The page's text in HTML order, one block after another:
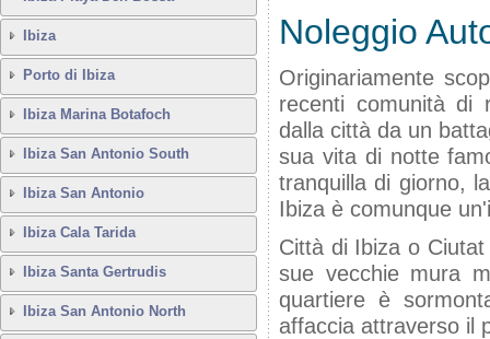
Ibiza
Porto di Ibiza
Ibiza Marina Botafoch
Ibiza San Antonio South
Ibiza San Antonio
Ibiza Cala Tarida
Ibiza Santa Gertrudis
Ibiza San Antonio North
Noleggio
Originariamente
recenti comunità di
dalla città da un
sua vita di notte
tranquilla di giorno,
Ibiza è comunque
Città di Ibiza o
sue vecchie mura
quartiere è
affaccia attraverso il